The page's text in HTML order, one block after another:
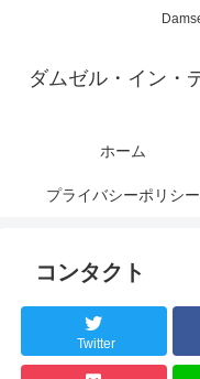
ダムゼル・イン
ホーム
プライバシーポリシー
コンタクト
Twitter